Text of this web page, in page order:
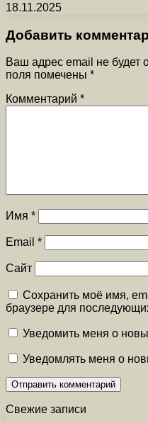
18.11.2025
Добавить
Ваш адрес email не будет
поля помечены *
Комментарий *
Имя *
Email *
Сайт
Сохранить моё имя,
браузере для
Уведомить меня о
Уведомлять меня о
Свежие записи